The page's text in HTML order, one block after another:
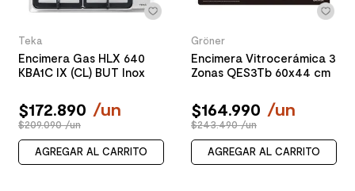
Teka
Encimera Gas HLX 640
KBA1C IX (CL) BUT Inox
$172.890 /un
$209.090 /un
AGREGAR AL CARRITO
Gröner
Encimera Vitrocerámica 3
Zonas QES3Tb 60x44 cm
$164.990 /un
$243.490 /un
AGREGAR AL CARRITO